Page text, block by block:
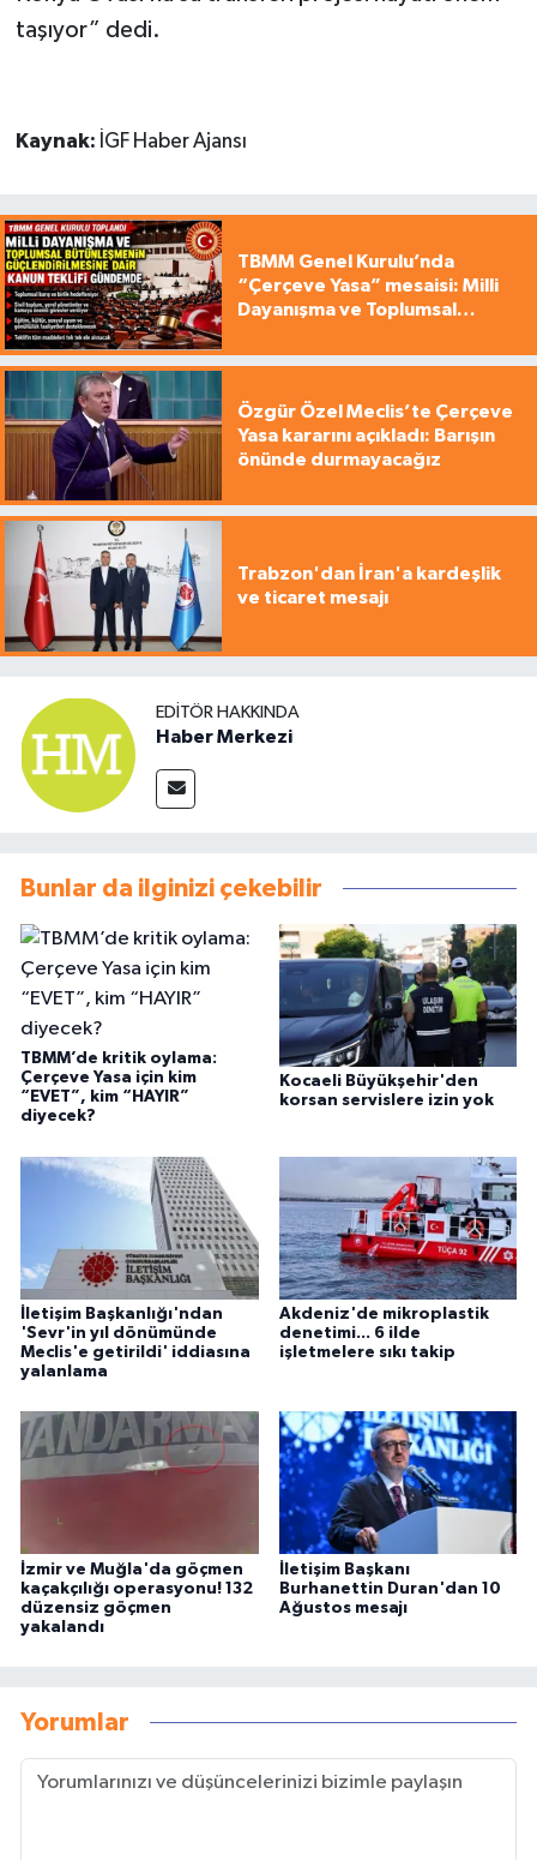
taşıyor” dedi.
Kaynak: İGF Haber Ajansı
TBMM Genel Kurulu’nda
“Çerçeve Yasa” mesaisi: Milli
Dayanışma ve Toplumsal
Özgür Özel Meclis’te Çerçeve
Yasa kararını açıkladı: Barışın
önünde durmayacağız
Trabzon'dan İran'a kardeşlik
ve ticaret mesajı
EDITÖR HAKKINDA
Haber Merkezi
Bunlar da ilginizi çekebilir
TBMM’de kritik oylama:
Çerçeve Yasa için kim
“EVET”, kim “HAYIR”
diyecek?
Kocaeli Büyükşehir'den
korsan servislere izin yok
İletişim Başkanlığı'ndan
'Sevr'in yıl dönümünde
Meclis'e getirildi' iddiasına
yalanlama
Akdeniz'de mikroplastik
denetimi... 6 ilde
işletmelere sıkı takip
İzmir ve Muğla'da göçmen
kaçakçılığı operasyonu! 132
düzensiz göçmen
yakalandı
İletişim Başkanı
Burhanettin Duran'dan 10
Ağustos mesajı
Yorumlar